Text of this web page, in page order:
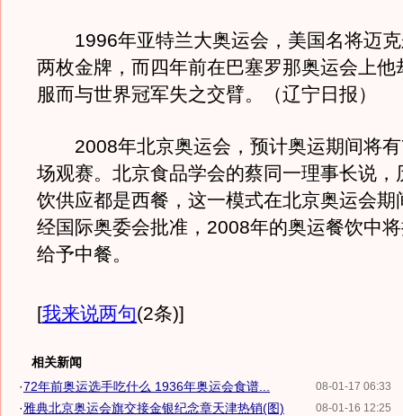
1996年亚特兰大奥运会，美国名将迈克
两枚金牌，而四年前在巴塞罗那奥运会上他
服而与世界冠军失之交臂。（辽宁日报）
2008年北京奥运会，预计奥运期间将有
场观赛。北京食品学会的蔡同一理事长说，
饮供应都是西餐，这一模式在北京奥运会期
经国际奥委会批准，2008年的奥运餐饮中
给予中餐。
[我来说两句(2条)]
相关新闻
08-01-17 06:33
·72年前奥运选手吃什么 1936年奥运会食谱...
08-01-16 12:25
·雅典北京奥运会旗交接金银纪念章天津热销(图)